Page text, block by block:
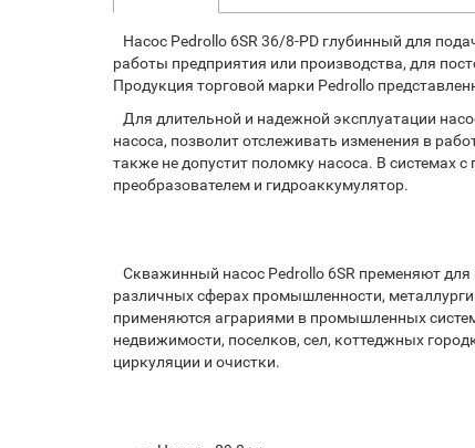
Насос Pedrollo 6SR 36/8-PD глубинный для
работы предприятия или производства, для
Продукция торговой марки Pedrollo
Для длительной и надежной эксплуатации
насоса, позволит отслеживать изменения в
также не допустит поломку насоса. В системах
преобразователем и гидроаккумулятор.
Скважинный насос Pedrollo 6SR пременяют
различных сферах промышленности,
применяются аграриями в промышленных
недвижимости, поселков, сел, коттеджных
циркуляции и очистки.